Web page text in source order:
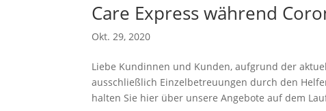
Care Express während
Okt. 29, 2020
Liebe Kundinnen und Kunden, aufgrund der
ausschließlich Einzelbetreuungen durch den
halten Sie hier über unsere Angebote auf dem